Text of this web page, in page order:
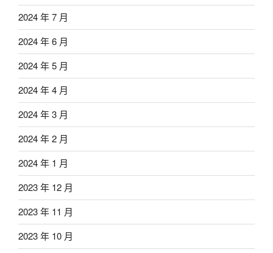
2024 年 7 月
2024 年 6 月
2024 年 5 月
2024 年 4 月
2024 年 3 月
2024 年 2 月
2024 年 1 月
2023 年 12 月
2023 年 11 月
2023 年 10 月